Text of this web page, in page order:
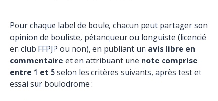
Pour chaque label de boule, chacun peut partager son
opinion de bouliste, pétanqueur ou longuiste (licencié
en club FFPJP ou non), en publiant un avis libre en
commentaire et en attribuant une note comprise
entre 1 et 5selon les critères suivants, après test et
essai sur boulodrome :